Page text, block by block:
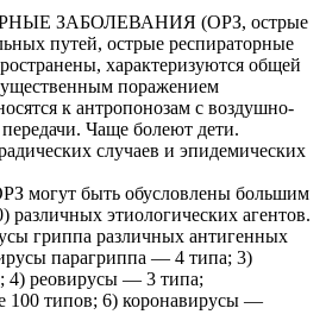
ЗАБОЛЕВАНИЯ (ОРЗ, острые
путей, острые респираторные
характеризуются общей
поражением
к антропонозам с воздушно-
Чаще болеют дети.
случаев и эпидемических
могут быть обусловлены большим
различных этиологических агентов.
гриппа различных антигенных
парагриппа — 4 типа; 3)
4) реовирусы — 3 типа;
типов; 6) коронавирусы —